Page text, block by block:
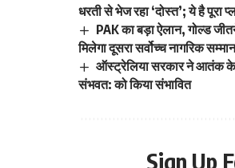
धरती से भेज रहा ‘दोस्त’; ये है पूरा
PAK का बड़ा ऐलान, गोल्ड
मिलेगा दूसरा सर्वोच्च नागरिक
ऑस्ट्रेलिया सरकार ने आतंक के
संभवत: को किया संभावित
Sign Up